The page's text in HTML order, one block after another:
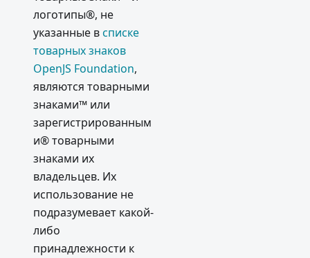
логотипы®, не
указанные всписке
товарных знаков
OpenJS Foundation,
являются товарными
знаками™ или
зарегистрированным
и® товарными
знаками их
владельцев. Их
использование не
подразумевает какой-
либо
принадлежности к